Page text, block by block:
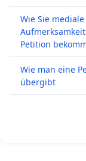
Wie Sie mediale
Petition
Wie man eine
übergibt